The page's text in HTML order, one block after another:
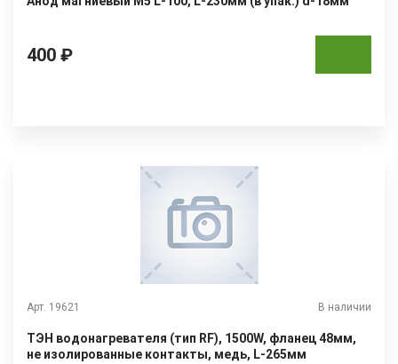
400 ₽
Арт. 19621 В наличии
ТЭН водонагревателя (тип RF), 1500W, фланец 48мм,
не изолированные контакты, медь, L-265мм